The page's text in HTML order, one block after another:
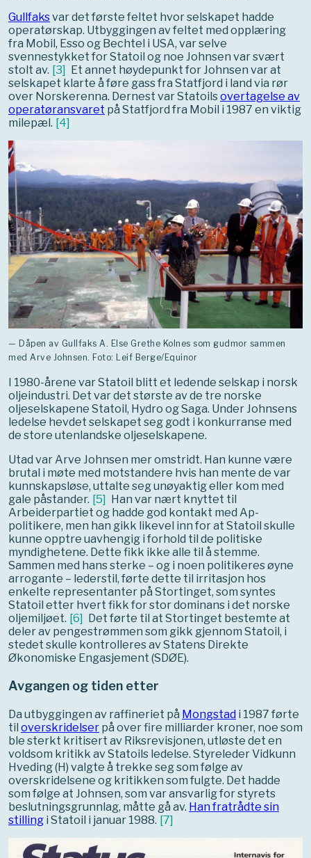
Gullfaksvar det første feltet hvor selskapet hadde
operatørskap. Utbyggingen av feltet med opplæring
fra Mobil, Esso og Bechtel i USA, var selve
svennestykket for Statoil og noe Johnsen var svært
stolt av. [3] Et annet høydepunkt for Johnsen var at
selskapet klarte å føre gass fra Statfjord i land via rør
over Norskerenna. Dernest var Statoilsovertagelse av
operatøransvaret på Statfjord fra Mobil i 1987 en viktig
milepæl. [4]
— Dåpen av Gullfaks A. Else Grethe Kolnes som gudmor sammen
med Arve Johnsen. Foto: Leif Berge/Equinor
I 1980-årene var Statoil blitt et ledende selskap i norsk
oljeindustri. Det var det største av de tre norske
oljeselskapene Statoil, Hydro og Saga. Under Johnsens
ledelse hevdet selskapet seg godt i konkurranse med
de store utenlandske oljeselskapene.
Utad var Arve Johnsen mer omstridt. Han kunne være
brutal i møte med motstandere hvis han mente de var
kunnskapsløse, uttalte seg unøyaktig eller kom med
gale påstander. [5]
Han var nært knyttet til
Arbeiderpartiet og hadde god kontakt med Ap-
politikere, men han gikk likevel inn for at Statoil skulle
kunne opptre uavhengig i forhold til de politiske
myndighetene. Dette fikk ikke alle til å stemme.
Sammen med hans sterke – og i noen politikeres øyne
arrogante – lederstil, førte dette til irritasjon hos
enkelte representanter på Stortinget, som syntes
Statoil etter hvert fikk for stor dominans i det norske
oljemiljøet. [6]
Det førte til at Stortinget bestemte at
deler av pengestrømmen som gikk gjennom Statoil, i
stedet skulle kontrolleres av Statens Direkte
Økonomiske Engasjement (SDØE).
Avgangen og tiden etter
Da utbyggingen av raffineriet på Mongstad i 1987 førte
til overskridelser på over fire milliarder kroner, noe som
ble sterkt kritisert av Riksrevisjonen, utløste det en
voldsom kritikk av Statoils ledelse. Styreleder Vidkunn
Hveding (H) valgte å trekke seg som følge av
overskridelsene og kritikken som fulgte. Det hadde
som følge at Johnsen, som var ansvarlig for styrets
beslutningsgrunnlag, måtte gå av. Han fratrådte sin
stilling i Statoil i januar 1988. [7]